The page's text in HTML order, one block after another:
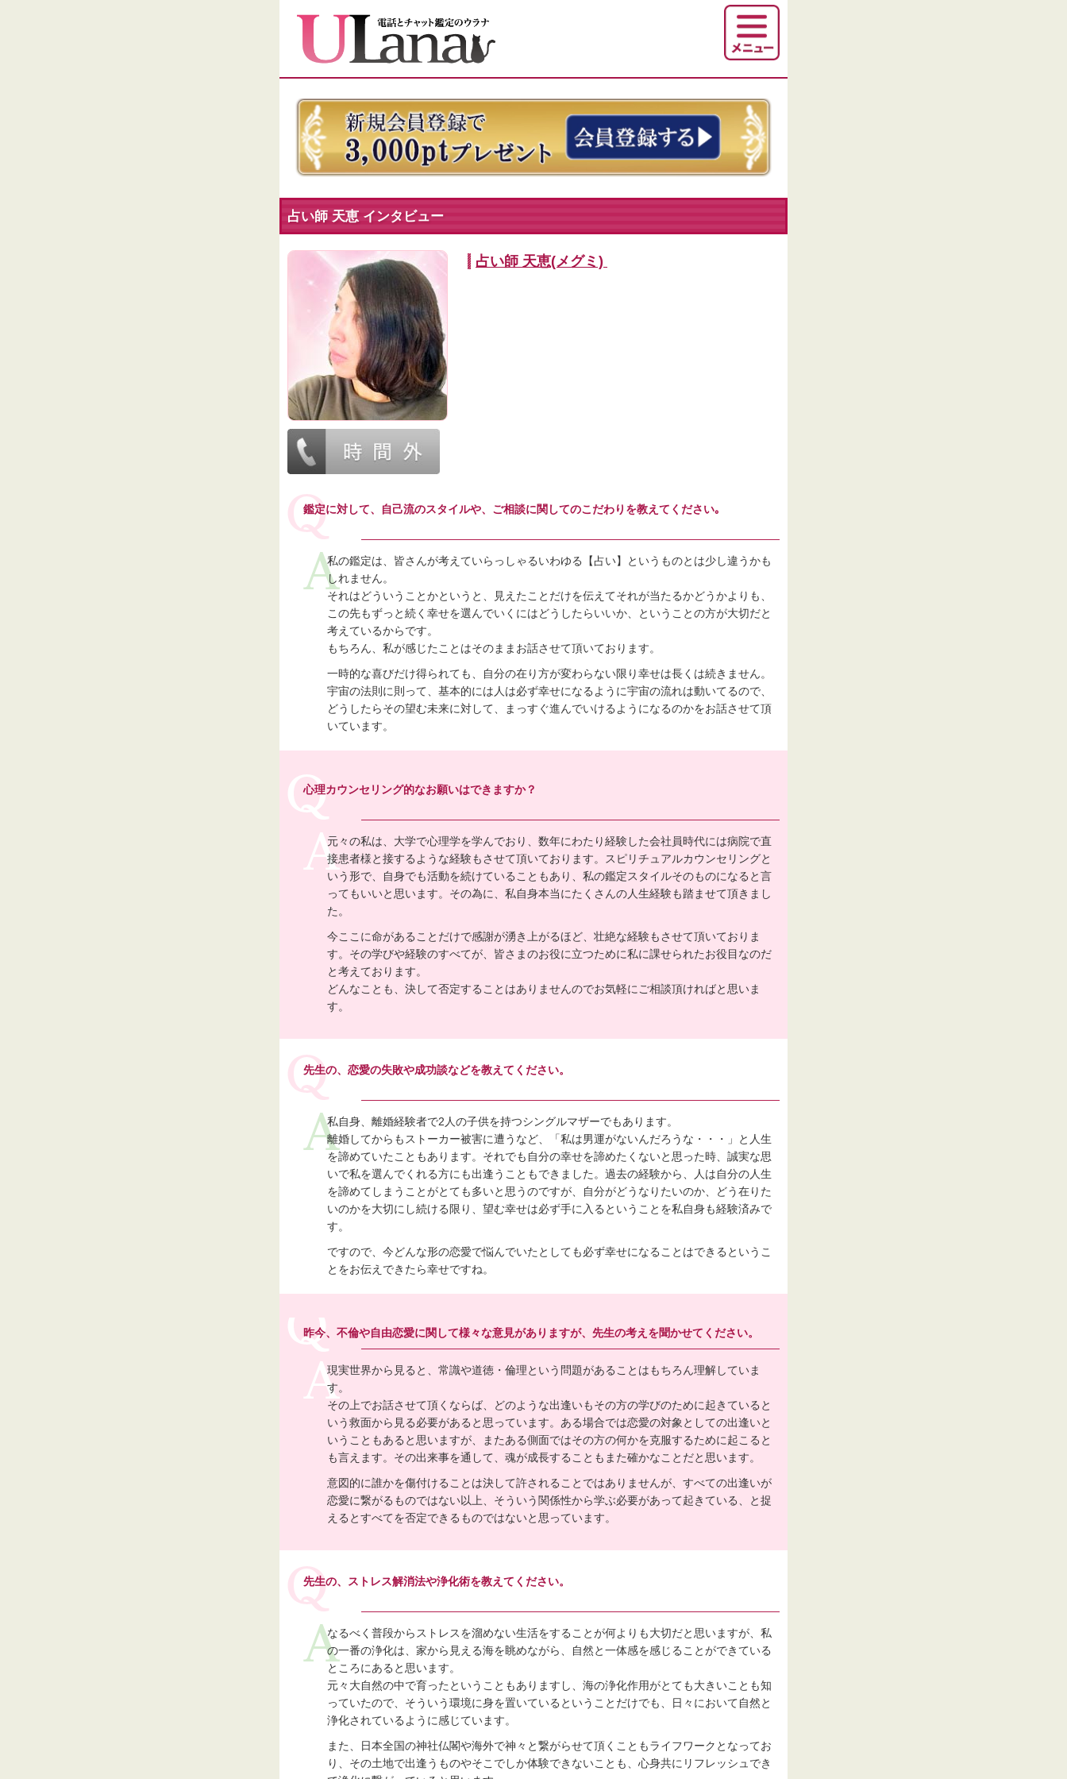
占い師 天恵 インタビュー
占い師 天恵(メグミ)
鑑定に対して、自己流のスタイルや、ご相談に関してのこだわりを教えてください｡
私の鑑定は、皆さんが考えていらっしゃるいわゆる【占い】というものとは少し違うかも
しれません。
それはどういうことかというと、見えたことだけを伝えてそれが当たるかどうかよりも、
この先もずっと続く幸せを選んでいくにはどうしたらいいか、ということの方が大切だと
考えているからです。
もちろん、私が感じたことはそのままお話させて頂いております。
一時的な喜びだけ得られても、自分の在り方が変わらない限り幸せは長くは続きません。
宇宙の法則に則って、基本的には人は必ず幸せになるように宇宙の流れは動いてるので、
どうしたらその望む未来に対して、まっすぐ進んでいけるようになるのかをお話させて頂
いています。
心理カウンセリング的なお願いはできますか？
元々の私は、大学で心理学を学んでおり、数年にわたり経験した会社員時代には病院で直
接患者様と接するような経験もさせて頂いております。スピリチュアルカウンセリングと
いう形で、自身でも活動を続けていることもあり、私の鑑定スタイルそのものになると言
ってもいいと思います。その為に、私自身本当にたくさんの人生経験も踏ませて頂きまし
た。
今ここに命があることだけで感謝が湧き上がるほど、壮絶な経験もさせて頂いておりま
す。その学びや経験のすべてが、皆さまのお役に立つために私に課せられたお役目なのだ
と考えております。
どんなことも、決して否定することはありませんのでお気軽にご相談頂ければと思いま
す。
先生の、恋愛の失敗や成功談などを教えてください。
私自身、離婚経験者で2人の子供を持つシングルマザーでもあります。
離婚してからもストーカー被害に遭うなど、「私は男運がないんだろうな・・・」と人生
を諦めていたこともあります。それでも自分の幸せを諦めたくないと思った時、誠実な思
いで私を選んでくれる方にも出逢うこともできました。過去の経験から、人は自分の人生
を諦めてしまうことがとても多いと思うのですが、自分がどうなりたいのか、どう在りた
いのかを大切にし続ける限り、望む幸せは必ず手に入るということを私自身も経験済みで
す。
ですので、今どんな形の恋愛で悩んでいたとしても必ず幸せになることはできるというこ
とをお伝えできたら幸せですね。
昨今、不倫や自由恋愛に関して様々な意見がありますが、先生の考えを聞かせてください。
現実世界から見ると、常識や道徳・倫理という問題があることはもちろん理解していま
す。
その上でお話させて頂くならば、どのような出逢いもその方の学びのために起きていると
いう救面から見る必要があると思っています。ある場合では恋愛の対象としての出逢いと
いうこともあると思いますが、またある側面ではその方の何かを克服するために起こると
も言えます。その出来事を通して、魂が成長することもまた確かなことだと思います。
意図的に誰かを傷付けることは決して許されることではありませんが、すべての出逢いが
恋愛に繋がるものではない以上、そういう関係性から学ぶ必要があって起きている、と捉
えるとすべてを否定できるものではないと思っています。
先生の、ストレス解消法や浄化術を教えてください。
なるべく普段からストレスを溜めない生活をすることが何よりも大切だと思いますが、私
の一番の浄化は、家から見える海を眺めながら、自然と一体感を感じることができている
ところにあると思います。
元々大自然の中で育ったということもありますし、海の浄化作用がとても大きいことも知
っていたので、そういう環境に身を置いているということだけでも、日々において自然と
浄化されているように感じています。
また、日本全国の神社仏閣や海外で神々と繋がらせて頂くこともライフワークとなってお
り、その土地で出逢うものやそこでしか体験できないことも、心身共にリフレッシュでき